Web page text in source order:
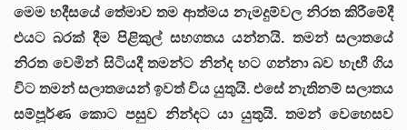
මෙම හදීසයේ තේමාව තම ආත්මය නැමදුම්වල නිරත කිරීමේදී
එයට බරක් දීම පිළිකුල් සහගතය යන්නයි. තමන් සලාතයේ
නිරත වෙමින් සිටියදී තමන්ට නින්ද හට ගන්නා බව හැඟී ගිය
විට තමන් සලාතයෙන් ඉවත් විය යුතුයි. එසේ නැතිනම් සලාතය
සම්පූර්ණ කොට පසුව නින්දට යා යුතුයි. තමන් වෙහෙසව